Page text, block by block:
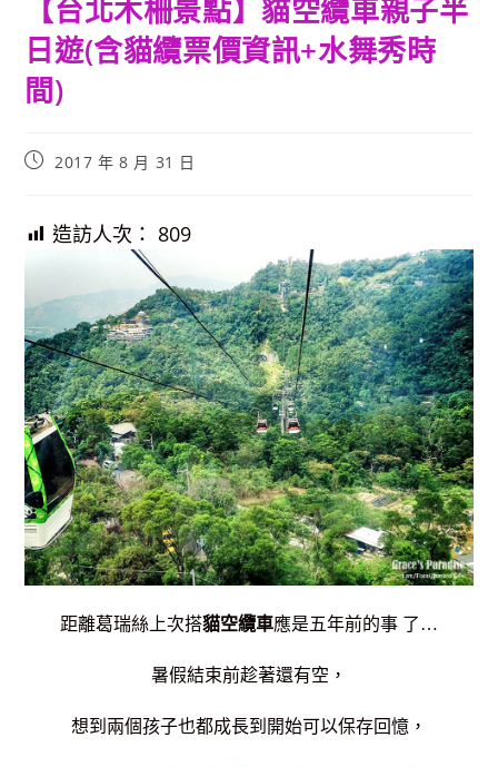
【台北木柵景點】貓空纜車親子半
日遊(含貓纜票價資訊+水舞秀時
間)
Post2017 年 8 月 31 日
造訪人次： 809
距離葛瑞絲上次搭貓空纜車應是五年前的事 了…
暑假結束前趁著還有空，
想到兩個孩子也都成長到開始可以保存回憶，